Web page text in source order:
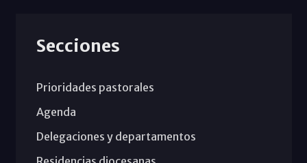
Secciones
Prioridades pastorales
Agenda
Delegaciones y departamentos